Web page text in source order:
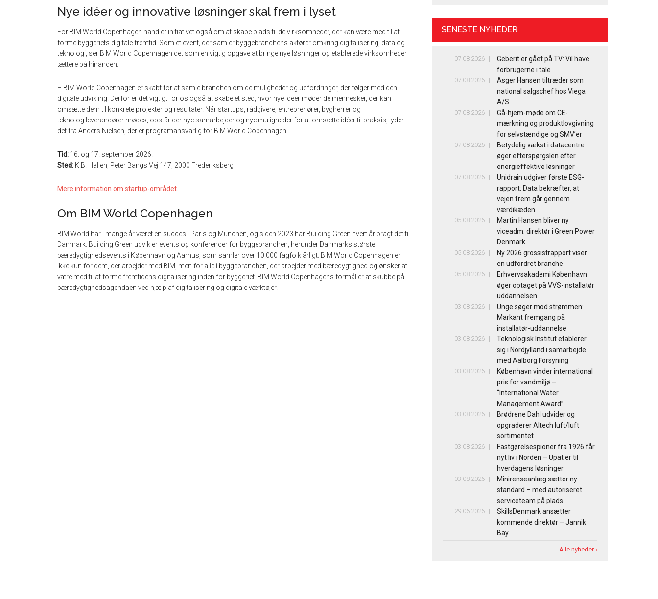
Nye idéer og innovative løsninger skal frem i lyset
For BIM World Copenhagen handler initiativet også om at skabe plads til de virksomheder, der kan være med til at
forme byggeriets digitale fremtid. Som et event, der samler byggebranchens aktører omkring digitalisering, data og
teknologi, ser BIM World Copenhagen det som en vigtig opgave at bringe nye løsninger og etablerede virksomheder
tættere på hinanden.
– BIM World Copenhagen er skabt for at samle branchen om de muligheder og udfordringer, der følger med den
digitale udvikling. Derfor er det vigtigt for os også at skabe et sted, hvor nye idéer møder de mennesker, der kan
omsætte dem til konkrete projekter og resultater. Når startups, rådgivere, entreprenører, bygherrer og
teknologileverandører mødes, opstår der nye samarbejder og nye muligheder for at omsætte idéer til praksis, lyder
det fra Anders Nielsen, der er programansvarlig for BIM World Copenhagen.
Tid: 16. og 17. september 2026.
Sted: K.B. Hallen, Peter Bangs Vej 147, 2000 Frederiksberg
Mere information om startup-området.
Om BIM World Copenhagen
BIM World har i mange år været en succes i Paris og München, og siden 2023 har Building Green hvert år bragt det til
Danmark. Building Green udvikler events og konferencer for byggebranchen, herunder Danmarks største
bæredygtighedsevents i København og Aarhus, som samler over 10.000 fagfolk årligt. BIM World Copenhagen er
ikke kun for dem, der arbejder med BIM, men for alle i byggebranchen, der arbejder med bæredygtighed og ønsker at
være med til at forme fremtidens digitalisering inden for byggeriet. BIM World Copenhagens formål er at skubbe på
bæredygtighedsagendaen ved hjælp af digitalisering og digitale værktøjer.
SENESTE NYHEDER
07.08.2026
Geberit er gået på TV: Vil have
forbrugerne i tale
07.08.2026
Asger Hansen tiltræder som
national salgschef hos Viega
A/S
07.08.2026
Gå-hjem-møde om CE-
mærkning og produktlovgivning
for selvstændige og SMV’er
07.08.2026
Betydelig vækst i datacentre
øger efterspørgslen efter
energieffektive løsninger
07.08.2026
Unidrain udgiver første ESG-
rapport: Data bekræfter, at
vejen frem går gennem
værdikæden
05.08.2026
Martin Hansen bliver ny
viceadm. direktør i Green Power
Denmark
05.08.2026
Ny 2026 grossistrapport viser
en udfordret branche
05.08.2026
Erhvervsakademi København
øger optaget på VVS-installatør
uddannelsen
03.08.2026
Unge søger mod strømmen:
Markant fremgang på
installatør-uddannelse
03.08.2026
Teknologisk Institut etablerer
sig i Nordjylland i samarbejde
med Aalborg Forsyning
03.08.2026
København vinder international
pris for vandmiljø –
“International Water
Management Award”
03.08.2026
Brødrene Dahl udvider og
opgraderer Altech luft/luft
sortimentet
03.08.2026
Fastgørelsespioner fra 1926 får
nyt liv i Norden – Upat er til
hverdagens løsninger
03.08.2026
Minirenseanlæg sætter ny
standard – med autoriseret
serviceteam på plads
29.06.2026
SkillsDenmark ansætter
kommende direktør – Jannik
Bay
Alle nyheder ›